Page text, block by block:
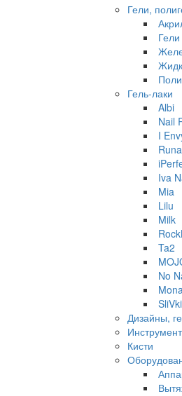
Гели,
Гели
Гель-лаки
Albi
Nail
I
Iva
Mia
Lilu
Milk
Ta2
No
SliVki
Дизайны,
Кисти